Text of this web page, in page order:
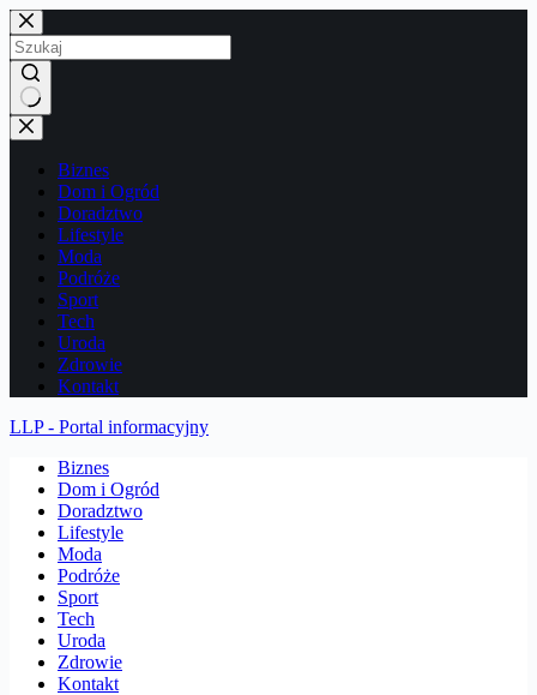
Przejdź
do
treści
Brak
wyników
Biznes
Dom i Ogród
Doradztwo
Lifestyle
Moda
Podróże
Sport
Tech
Uroda
Zdrowie
Kontakt
LLP - Portal informacyjny
Biznes
Dom i Ogród
Doradztwo
Lifestyle
Moda
Podróże
Sport
Tech
Uroda
Zdrowie
Kontakt